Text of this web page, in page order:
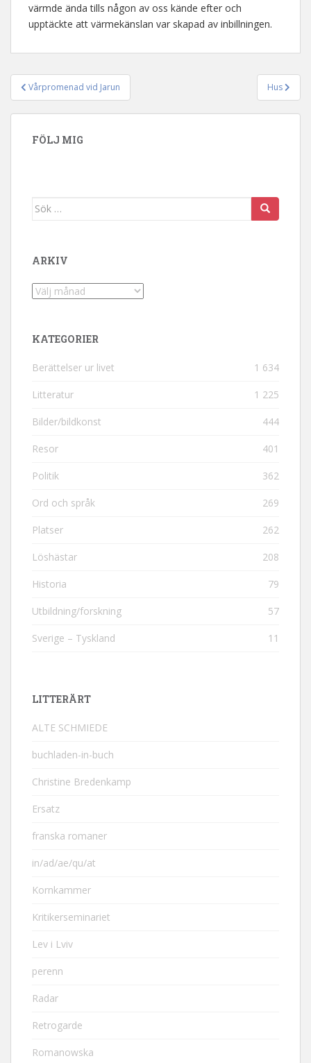
värmde ända tills någon av oss kände efter och
upptäckte att värmekänslan var skapad av inbillningen.
Inläggsnavigering
Vårpromenad vid Jarun Hus
FÖLJ MIG
Sök efter:
ARKIV
Arkiv
KATEGORIER
Berättelser ur livet 1 634
Litteratur 1 225
Bilder/bildkonst 444
Resor 401
Politik 362
Ord och språk 269
Platser 262
Löshästar 208
Historia 79
Utbildning/forskning 57
Sverige – Tyskland 11
LITTERÄRT
ALTE SCHMIEDE
buchladen-in-buch
Christine Bredenkamp
Ersatz
franska romaner
in/ad/ae/qu/at
Kornkammer
Kritikerseminariet
Lev i Lviv
perenn
Radar
Retrogarde
Romanowska